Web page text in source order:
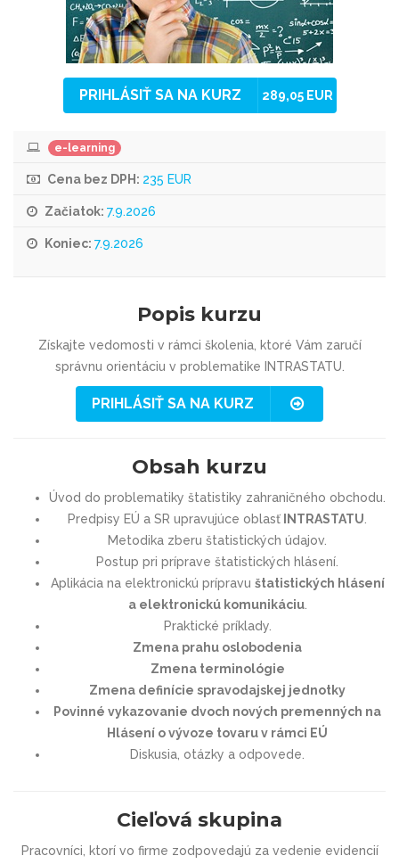
PRIHLÁSIŤ SA NA KURZ 289,05 EUR
e-learning
Cena bez DPH: 235 EUR
Začiatok: 7.9.2026
Koniec: 7.9.2026
Popis kurzu
Získajte vedomosti v rámci školenia, ktoré Vám zaručí
správnu orientáciu v problematike INTRASTATU.
PRIHLÁSIŤ SA NA KURZ
Obsah kurzu
Úvod do problematiky štatistiky zahraničného obchodu.
Predpisy EÚ a SR upravujúce oblasť INTRASTATU
Metodika zberu štatistických údajov.
Postup pri príprave štatistických hlásení.
Aplikácia na elektronickú prípravu štatistických hlásení
a elektronickú komunikáciu.
Praktické príklady.
Zmena prahu oslobodenia
Zmena terminológie
Zmena definície spravodajskej jednotky
Povinné vykazovanie dvoch nových premenných na
Hlásení o vývoze tovaru v rámci EÚ
Diskusia, otázky a odpovede.
Cieľová skupina
Pracovníci, ktorí vo firme zodpovedajú za vedenie evidencií